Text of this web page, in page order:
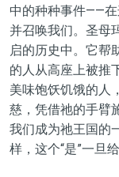
中的种种事件——
并召唤我们。 圣母
启的历史中。它帮
的人从高座上被推
美味饱饫饥饿的人
慈，凭借祂的手臂
我们成为祂王国的
样，这个“是”一旦